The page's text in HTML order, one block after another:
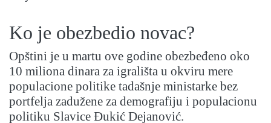
Ko je obezbedio novac?
Opštini je u martu ove godine obezbeđeno oko
10 miliona dinara za igrališta u okviru mere
populacione politike tadašnje ministarke bez
portfelja zadužene za demografiju i populacionu
politiku Slavice Đukić Dejanović.